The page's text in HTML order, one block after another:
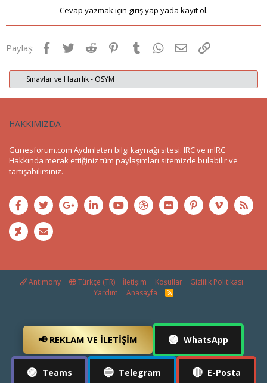
Cevap yazmak için giriş yap yada kayıt ol.
Paylaş: Facebook
TwitterReddit Pinterest
Tumblr WhatsApp
E-postaLink
Sınavlar ve Hazırlık - ÖSYM
HAKKIMIZDA
Gunesforum.com Aydınlatan bilgi kaynağı sitesi. IRC ve mIRC
Hakkında merak ettiğiniz tüm paylaşımları sitemizde bulabilir ve
tartışabilirsiniz.
Antimony Türkçe (TR) İletişim Koşullar
Gizlilik Politikası
Yardım
Anasayfa
R
S
📢 REKLAM VE İLETIŞIM 🟢 WhatsApp
🟣 Teams 🔵 Telegram 🔴 E-Posta